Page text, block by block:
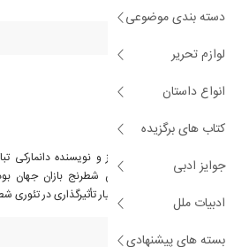
دسته بندی موضوعی
لوازم تحریر
انواع داستان
کتاب های برگزیده
جوایز ادبی
ادبیات ملل
بسته های پیشنهادی
درباره آرون نیمزوویچ
نیمزوویچ یکی از بهترین شطرنج بازان جهان
ابرمدرن‌ها بود و کتاب بسیار تأثیرگذاری در